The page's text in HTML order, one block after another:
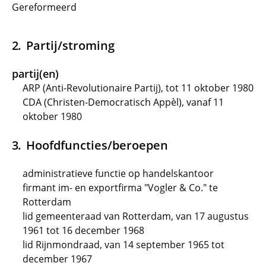
Gereformeerd
Partij/stroming
partij(en)
ARP (Anti-Revolutionaire Partij), tot 11 oktober 1980
CDA (Christen-Democratisch Appèl), vanaf 11
oktober 1980
Hoofdfuncties/beroepen
administratieve functie op handelskantoor
firmant im- en exportfirma "Vogler & Co." te
Rotterdam
lid gemeenteraad van Rotterdam, van 17 augustus
1961 tot 16 december 1968
lid Rijnmondraad, van 14 september 1965 tot
december 1967